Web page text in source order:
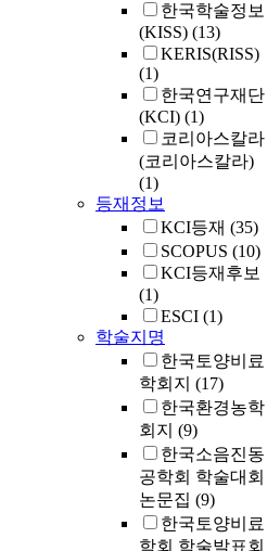
한국학술정보
(KISS) (13)
KERIS(RISS)
(1)
한국연구재단
(KCI) (1)
코리아스칼라
(코리아스칼라)
(1)
등재정보
KCI등재 (35)
SCOPUS (10)
KCI등재후보
(1)
ESCI (1)
학술지명
한국토양비료
학회지 (17)
한국환경농학
회지 (9)
한국소음진동
공학회 학술대회
논문집 (9)
한국토양비료
학회 학술발표회